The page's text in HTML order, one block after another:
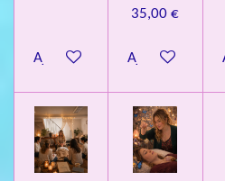
l
Ajouter au panier
35,00 €
Ajouter au